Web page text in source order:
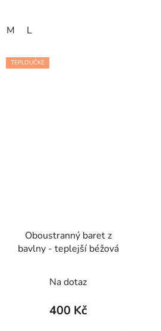
M L
TEPLOUČKÉ
Oboustranný baret z
bavlny - teplejší béžová
Na dotaz
400 Kč